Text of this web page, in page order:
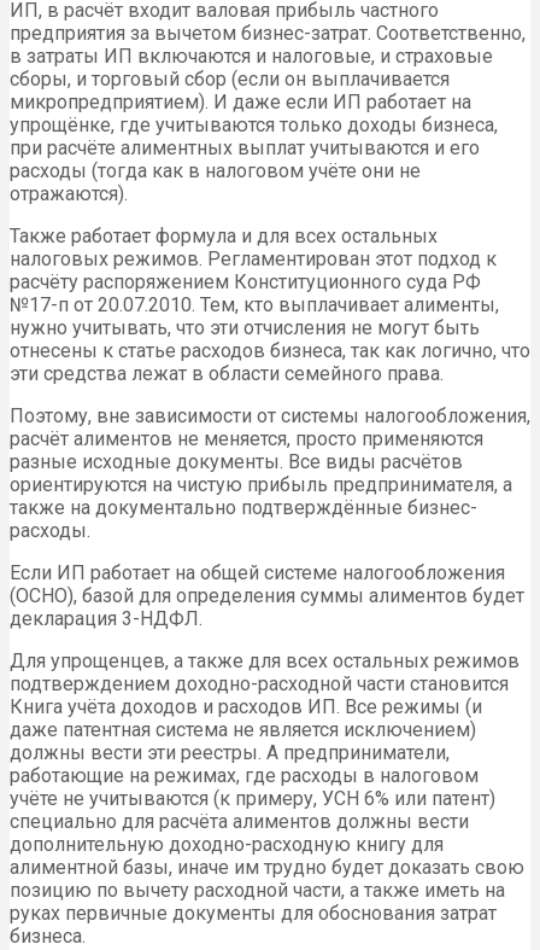
ИП, в расчёт входит валовая прибыль частного
предприятия за вычетом бизнес-затрат. Соответственно,
в затраты ИП включаются и налоговые, и страховые
сборы, и торговый сбор (если он выплачивается
микропредприятием). И даже если ИП работает на
упрощёнке, где учитываются только доходы бизнеса,
при расчёте алиментных выплат учитываются и его
расходы (тогда как в налоговом учёте они не
отражаются).
Также работает формула и для всех остальных
налоговых режимов. Регламентирован этот подход к
расчёту распоряжением Конституционного суда РФ
№17-п от 20.07.2010. Тем, кто выплачивает алименты,
нужно учитывать, что эти отчисления не могут быть
отнесены к статье расходов бизнеса, так как логично, что
эти средства лежат в области семейного права.
Поэтому, вне зависимости от системы налогообложения,
расчёт алиментов не меняется, просто применяются
разные исходные документы. Все виды расчётов
ориентируются на чистую прибыль предпринимателя, а
также на документально подтверждённые бизнес-
расходы.
Если ИП работает на общей системе налогообложения
(ОСНО), базой для определения суммы алиментов будет
декларация 3-НДФЛ.
Для упрощенцев, а также для всех остальных режимов
подтверждением доходно-расходной части становится
Книга учёта доходов и расходов ИП. Все режимы (и
даже патентная система не является исключением)
должны вести эти реестры. А предприниматели,
работающие на режимах, где расходы в налоговом
учёте не учитываются (к примеру, УСН 6% или патент)
специально для расчёта алиментов должны вести
дополнительную доходно-расходную книгу для
алиментной базы, иначе им трудно будет доказать свою
позицию по вычету расходной части, а также иметь на
руках первичные документы для обоснования затрат
бизнеса.